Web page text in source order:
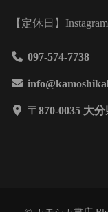
【定休日】
097-574-7738
〒870-0035 大